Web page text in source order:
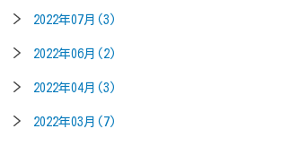
2022年07月(3)
2022年06月(2)
2022年04月(3)
2022年03月(7)